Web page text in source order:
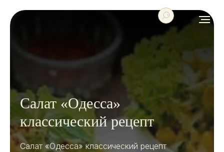
Салат «Одесса»
классический рецепт
Салат «Одесса» классический рецепт